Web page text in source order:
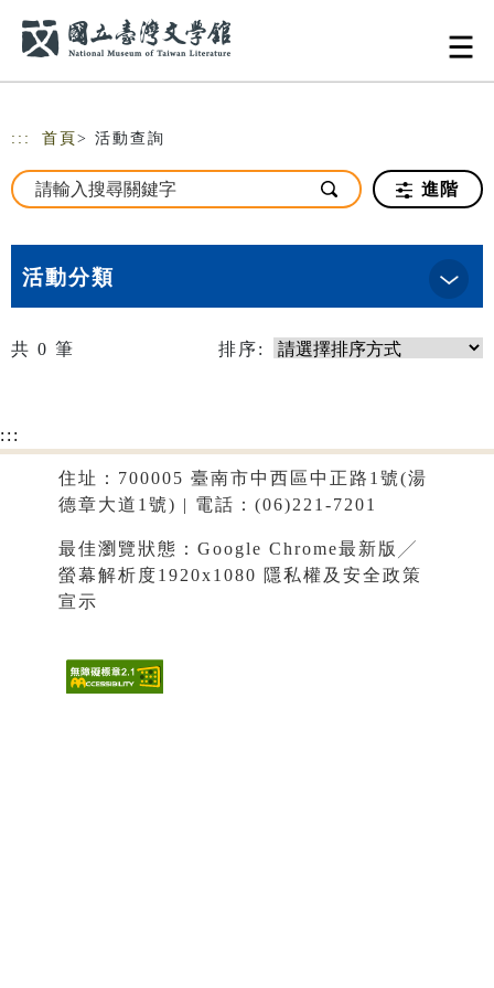
::: 首頁 > 活動查詢
進階
活動分類
共 0 筆 排序:
:::
住址：700005 臺南市中西區中正路1號(湯
德章大道1號) | 電話：(06)221-7201
最佳瀏覽狀態：Google Chrome最新版╱
螢幕解析度1920x1080 隱私權及安全政策
宣示